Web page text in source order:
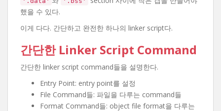
했을 수 있다.
이게 다다. 간단하고 완전한 하나의 linker script다.
간단한 Linker Script Command
간단한 linker script command들을 설명한다.
Entry Point: entry point를 설정
File Command들: 파일을 다루는 command들
Format Command들: object file format을 다루는